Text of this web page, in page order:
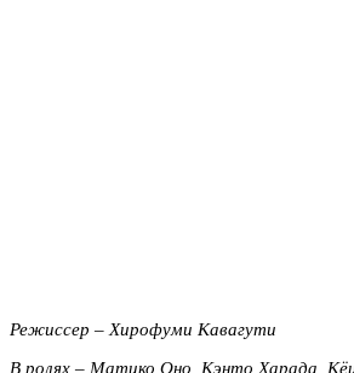
Режиссер – Хирофуми Кавагути
В ролях – Матико Оно, Кэнто Харада,